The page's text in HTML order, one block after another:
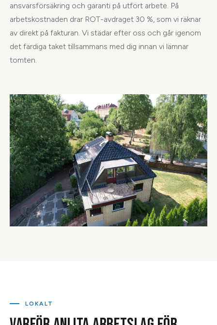
ansvarsförsäkring och garanti på utfört arbete. På
arbetskostnaden drar ROT-avdraget 30 %, som vi räknar
av direkt på fakturan. Vi städar efter oss och går igenom
det färdiga taket tillsammans med dig innan vi lämnar
tomten.
LOKALT